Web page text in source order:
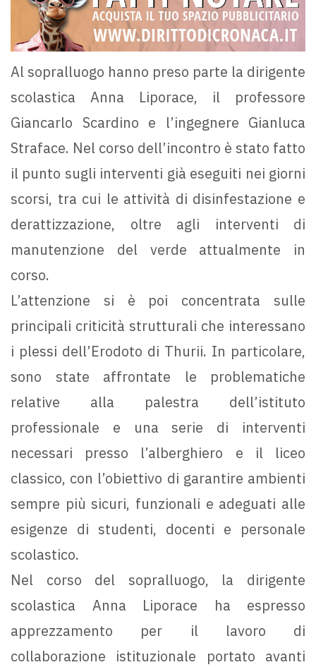
Al sopralluogo hanno preso parte la dirigente
scolastica Anna Liporace, il professore
Giancarlo Scardino e l’ingegnere Gianluca
Straface. Nel corso dell’incontro è stato fatto
il punto sugli interventi già eseguiti nei giorni
scorsi, tra cui le attività di disinfestazione e
derattizzazione, oltre agli interventi di
manutenzione del verde attualmente in
corso.
L’attenzione si è poi concentrata sulle
principali criticità strutturali che interessano
i plessi dell’Erodoto di Thurii. In particolare,
sono state affrontate le problematiche
relative alla palestra dell’istituto
professionale e una serie di interventi
necessari presso l’alberghiero e il liceo
classico, con l’obiettivo di garantire ambienti
sempre più sicuri, funzionali e adeguati alle
esigenze di studenti, docenti e personale
scolastico.
Nel corso del sopralluogo, la dirigente
scolastica Anna Liporace ha espresso
apprezzamento per il lavoro di
collaborazione istituzionale portato avanti